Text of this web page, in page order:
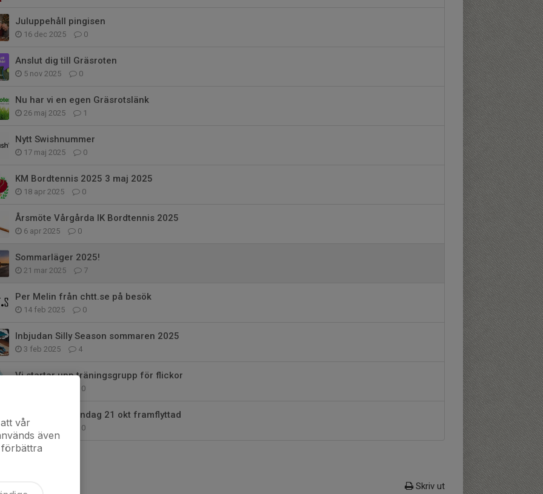
Juluppehåll pingisen
16 dec 2025 0
Anslut dig till Gräsroten
5 nov 2025 0
Nu har vi en egen Gräsrotslänk
26 maj 2025 1
Nytt Swishnummer
17 maj 2025 0
KM Bordtennis 2025 3 maj 2025
18 apr 2025 0
Årsmöte Vårgårda IK Bordtennis 2025
6 apr 2025 0
Sommarläger 2025!
21 mar 2025 7
Per Melin från chtt.se på besök
14 feb 2025 0
Inbjudan Silly Season sommaren 2025
3 feb 2025 4
Vi startar upp träningsgrupp för flickor
0
Klubbmötet måndag 21 okt framflyttad
16 okt 2024 0
Skriv ut
vår
även